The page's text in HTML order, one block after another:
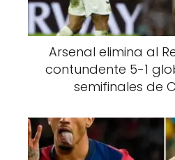
Arsenal elimina al
contundente 5-1
semifinales de